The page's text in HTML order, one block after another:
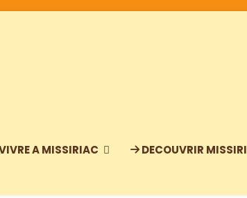
A MISSIRIAC DECOUVRIR